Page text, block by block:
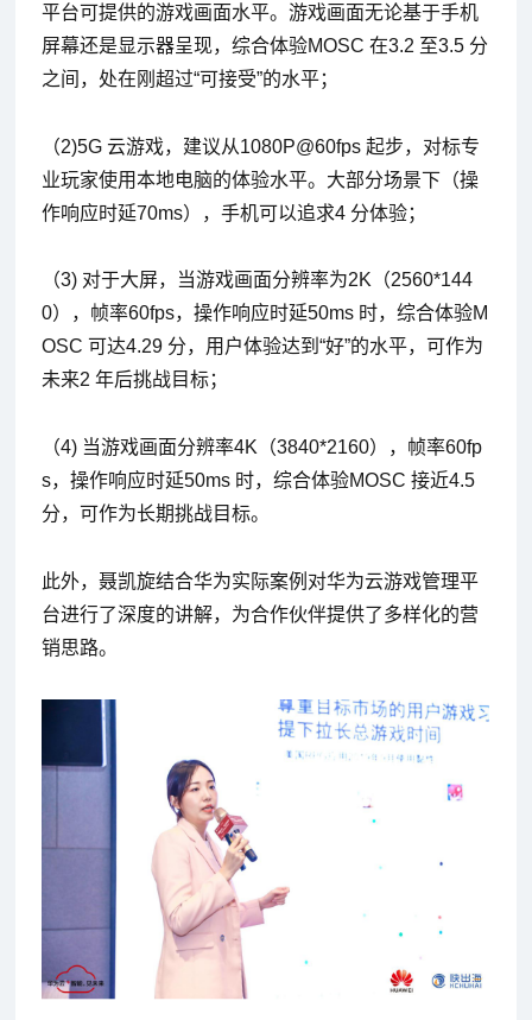
平台可提供的游戏画面水平。游戏画面无论基于手机
屏幕还是显示器呈现，综合体验MOSC 在3.2 至3.5 分
之间，处在刚超过“可接受”的水平；
（2)5G 云游戏，建议从1080P@60fps 起步，对标专
业玩家使用本地电脑的体验水平。大部分场景下（操
作响应时延70ms），手机可以追求4 分体验；
（3) 对于大屏，当游戏画面分辨率为2K（2560*144
0），帧率60fps，操作响应时延50ms 时，综合体验M
OSC 可达4.29 分，用户体验达到“好”的水平，可作为
未来2 年后挑战目标；
（4) 当游戏画面分辨率4K（3840*2160），帧率60fp
s，操作响应时延50ms 时，综合体验MOSC 接近4.5
分，可作为长期挑战目标。
此外，聂凯旋结合华为实际案例对华为云游戏管理平
台进行了深度的讲解，为合作伙伴提供了多样化的营
销思路。